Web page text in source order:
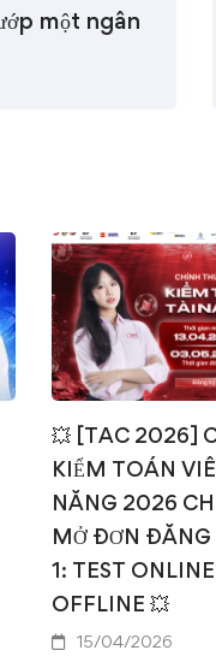
một ngân
💥 [TAC 2026]
KIỂM TOÁN
NĂNG 2026
MỞ ĐƠN ĐĂNG
1: TEST
OFFLINE 💥
15/04/2026